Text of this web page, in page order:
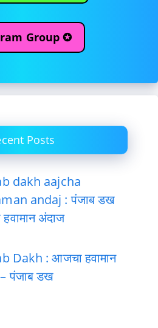
Group ✪
Posts
dakh aajcha
andaj : पंजाब डख
अंदाज
Dakh : आजचा हवामान
पंजाब डख